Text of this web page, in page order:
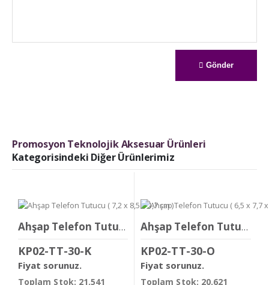
Gönder
Promosyon Teknolojik Aksesuar Ürünleri
Kategorisindeki Diğer Ürünlerimiz
Ahşap Telefon Tutucu ( 7,2 x 8,5 x 1,7 cm )
KP02-TT-30-K
Fiyat sorunuz.
Toplam Stok: 21.541
Ahşap Telefon Tutucu ( 6,5 x 7,7 x 1,8 cm )
KP02-TT-30-O
Fiyat sorunuz.
Toplam Stok: 20.621